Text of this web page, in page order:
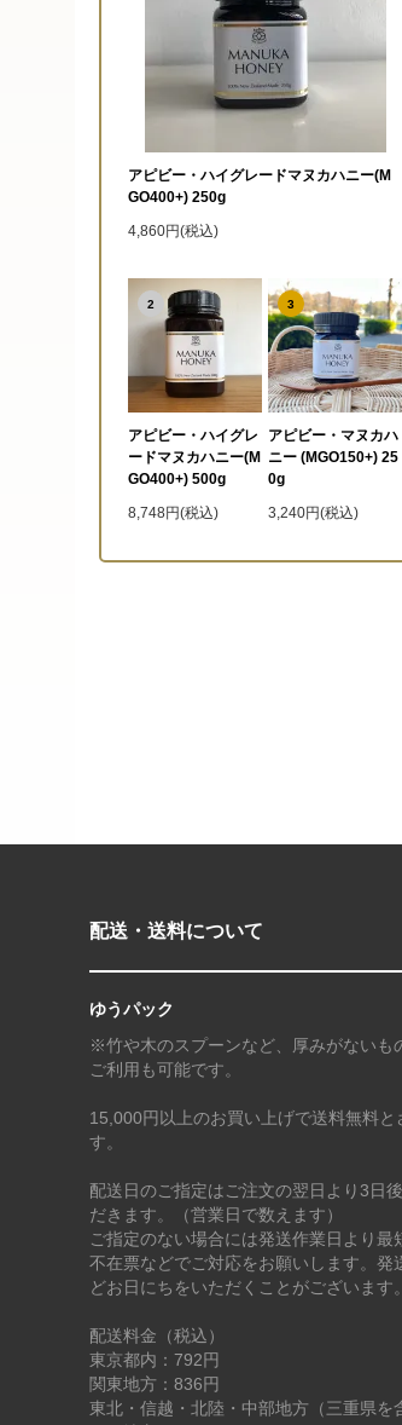
アピビー・ハイグレードマヌカハニー(M
GO400+) 250g
4,860円(税込)
2
アピビー・ハイグレ
ードマヌカハニー(M
GO400+) 500g
8,748円(税込)
3
アピビー・マヌカハ
ニー (MGO150+) 25
0g
3,240円(税込)
配送・送料について
ゆうパック
※竹や木のスプーンなど、厚みがないも
ご利用も可能です。
15,000円以上のお買い上げで送料無料と
す。
配送日のご指定はご注文の翌日より3日
だきます。（営業日で数えます）
ご指定のない場合には発送作業日より最
不在票などでご対応をお願いします。発
どお日にちをいただくことがございます。
配送料金（税込）
東京都内：792円
関東地方：836円
東北・信越・北陸・中部地方（三重県を